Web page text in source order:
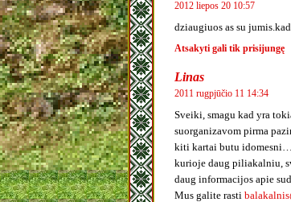
2012 liepos 20 10:57
dziaugiuos as su
Atsakyti gali tik prisijungę
Linas
2011 rugpjūčio 11 14:34
Sveiki, smagu kad yra
suorganizavom pirma
kiti kartai butu
kurioje daug piliakalniu,
daug informacijos apie
Mus galite rasti